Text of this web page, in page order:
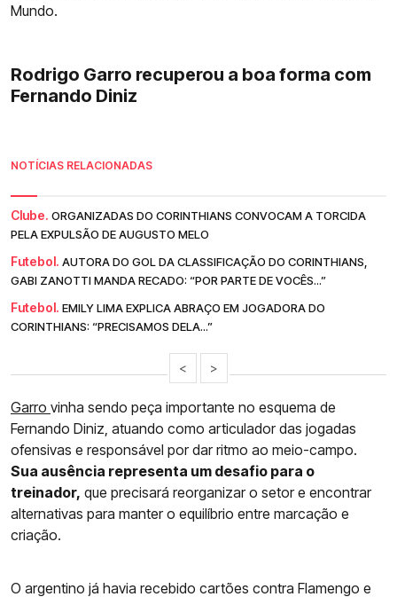
Mundo.
Rodrigo Garro recuperou a boa forma com
Fernando Diniz
NOTÍCIAS RELACIONADAS
Clube. ORGANIZADAS DO CORINTHIANS CONVOCAM A TORCIDA
PELA EXPULSÃO DE AUGUSTO MELO
Futebol. AUTORA DO GOL DA CLASSIFICAÇÃO DO CORINTHIANS,
GABI ZANOTTI MANDA RECADO: “POR PARTE DE VOCÊS...”
Futebol. EMILY LIMA EXPLICA ABRAÇO EM JOGADORA DO
CORINTHIANS: “PRECISAMOS DELA...”
< >
Garro vinha sendo peça importante no esquema de
Fernando Diniz, atuando como articulador das jogadas
ofensivas e responsável por dar ritmo ao meio-campo.
Sua ausência representa um desafio para o
treinador, que precisará reorganizar o setor e encontrar
alternativas para manter o equilíbrio entre marcação e
criação.
O argentino já havia recebido cartões contra Flamengo e